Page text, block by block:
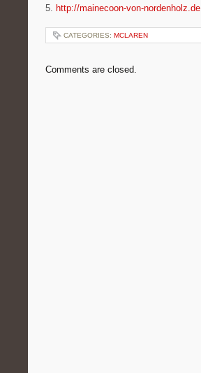
5. http://mainecoon-von-nordenholz.de
CATEGORIES: MCLAREN
Comments are closed.